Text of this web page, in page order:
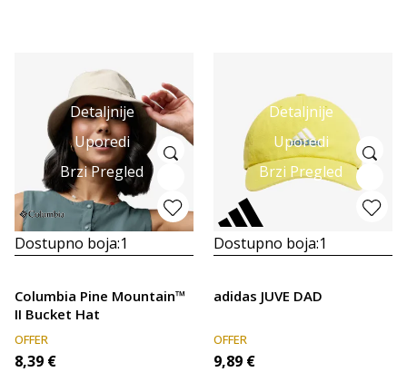
Detaljnije
Uporedi
Brzi Pregled
Dostupno boja:1
Columbia Pine Mountain™
II Bucket Hat
OFFER
8,39 €
Detaljnije
Uporedi
Brzi Pregled
Dostupno boja:1
adidas JUVE DAD
OFFER
9,89 €